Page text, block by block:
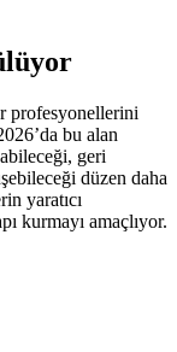
profesyonellerini
bu alan
geri
düzen daha
yaratıcı
kurmayı amaçlıyor.